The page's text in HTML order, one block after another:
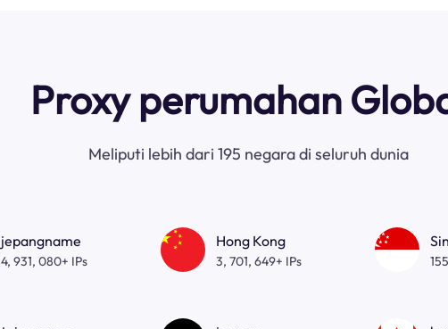
Proxy perumahan
Meliputi lebih dari 195 negara di seluruh dunia
jepangname
4, 931, 080+ IPs
Hong Kong
3, 701, 649+ IPs